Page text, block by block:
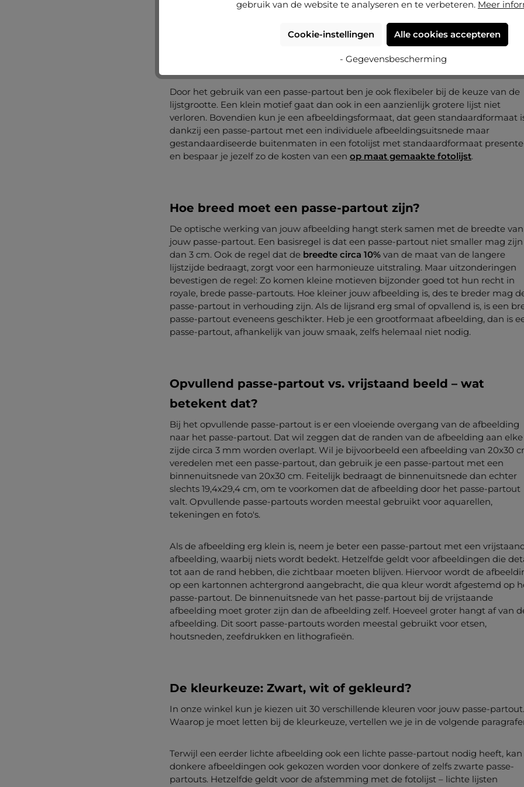
tussen het motief, de fotolijst en de omgeving. Daarom zijn de juiste kleurkeuze
Het doel is dat de passe-partout niet afleidt van het motief, maar het beter tot zijn
Door het gebruik van een passe-partout ben je ook flexibeler bij de keuze van de
lijstgrootte. Een klein motief gaat dan ook in een aanzienlijk grotere lijst niet
verloren. Bovendien kun je een afbeeldingsformaat, dat geen standaardformaat
dankzij een passe-partout met een individuele afbeeldingsuitsnede maar
gestandaardiseerde buitenmaten in een fotolijst met standaardformaat
en bespaar je jezelf zo de kosten van een op maat gemaakte fotolijst.
Hoe breed moet een passe-partout zijn?
De optische werking van jouw afbeelding hangt sterk samen met de breedte van
jouw passe-partout. Een basisregel is dat een passe-partout niet smaller mag zijn
dan 3 cm. Ook de regel dat de breedte circa 10% van de maat van de langere
lijstzijde bedraagt, zorgt voor een harmonieuze uitstraling. Maar uitzonderingen
bevestigen de regel: Zo komen kleine motieven bijzonder goed tot hun recht in
royale, brede passe-partouts. Hoe kleiner jouw afbeelding is, des te breder mag
passe-partout in verhouding zijn. Als de lijsrand erg smal of opvallend is, is een
passe-partout eveneens geschikter. Heb je een grootformaat afbeelding, dan is
passe-partout, afhankelijk van jouw smaak, zelfs helemaal niet nodig.
Opvullend passe-partout vs. vrijstaand beeld – wat
betekent dat?
Bij het opvullende passe-partout is er een vloeiende overgang van de afbeelding
naar het passe-partout. Dat wil zeggen dat de randen van de afbeelding aan elke
zijde circa 3 mm worden overlapt. Wil je bijvoorbeeld een afbeelding van 20x30
veredelen met een passe-partout, dan gebruik je een passe-partout met een
binnenuitsnede van 20x30 cm. Feitelijk bedraagt de binnenuitsnede dan echter
slechts 19,4x29,4 cm, om te voorkomen dat de afbeelding door het passe-partout
valt. Opvullende passe-partouts worden meestal gebruikt voor aquarellen,
tekeningen en foto's.
Als de afbeelding erg klein is, neem je beter een passe-partout met een
afbeelding, waarbij niets wordt bedekt. Hetzelfde geldt voor afbeeldingen die
tot aan de rand hebben, die zichtbaar moeten blijven. Hiervoor wordt de
op een kartonnen achtergrond aangebracht, die qua kleur wordt afgestemd op
passe-partout. De binnenuitsnede van het passe-partout bij de vrijstaande
afbeelding moet groter zijn dan de afbeelding zelf. Hoeveel groter hangt af van
afbeelding. Dit soort passe-partouts worden meestal gebruikt voor etsen,
houtsneden, zeefdrukken en lithografieën.
De kleurkeuze: Zwart, wit of gekleurd?
In onze winkel kun je kiezen uit 30 verschillende kleuren voor jouw passe-partout.
Waarop je moet letten bij de kleurkeuze, vertellen we je in de volgende
Terwijl een eerder lichte afbeelding ook een lichte passe-partout nodig heeft, kan
donkere afbeeldingen ook gekozen worden voor donkere of zelfs zwarte passe-
partouts. Hetzelfde geldt voor de afstemming met de fotolijst – lichte lijsten
gebruik van de website te analyseren en te verbeteren. Meer
Cookie-instellingen Alle cookies accepteren
- Gegevensbescherming